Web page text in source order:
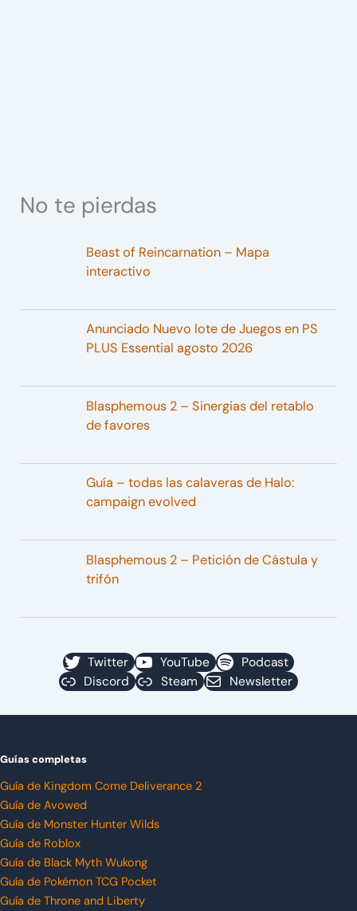
No te pierdas
Beast of Reincarnation – Mapa
interactivo
Anunciado Nuevo lote de Juegos en PS
PLUS Essential agosto 2026
Blasphemous 2 – Sinergias del retablo
de favores
Guía – todas las calaveras de Halo:
campaign evolved
Blasphemous 2 – Petición de Cástula y
trifón
Twitter YouTube
Podcast
Discord
Steam Newsletter
Guías completas
Guía de Kingdom Come Deliverance 2
Guía de Avowed
Guía de Monster Hunter Wilds
Guía de Roblox
Guía de Black Myth Wukong
Guía de Pokémon TCG Pocket
Guía de Throne and Liberty